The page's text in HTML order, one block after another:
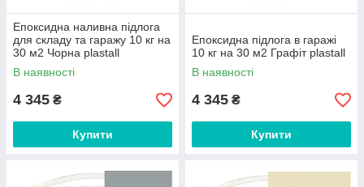
Епоксидна наливна підлога
для складу та гаражу 10 кг на
30 м2 Чорна plastall
В наявності
4 345 ₴
Купити
Епоксидна підлога в гаражі
10 кг на 30 м2 Графіт plastall
В наявності
4 345 ₴
Купити